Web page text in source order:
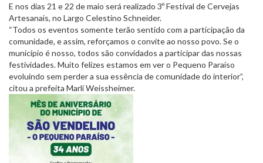
E nos dias 21 e 22 de maio será realizado 3º Festival de Cervejas
Artesanais, no Largo Celestino Schneider.
“Todos os eventos somente terão sentido com a participação da
comunidade, e assim, reforçamos o convite ao nosso povo. Se o
município é nosso, todos são convidados a participar das nossas
festividades. Muito felizes estamos em ver o Pequeno Paraíso
evoluindo sem perder a sua essência de comunidade do interior”,
citou a prefeita Marlí Weissheimer.